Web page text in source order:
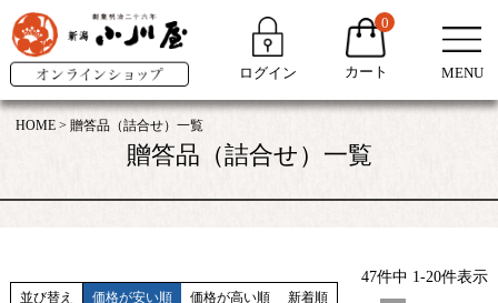
ログイン
0
カート MENU
HOME 贈答品（詰合せ）一覧
贈答品（詰合せ）一覧
並び替え 価格が安い順 価格が高い順 新着順
47件中 1-20件表示